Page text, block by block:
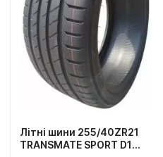
Літні шини 255/40ZR21
TRANSMATE SPORT D1